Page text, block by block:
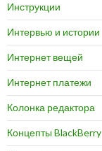
Инструкции
Интервью и истории
Интернет вещей
Интернет платежи
Колонка редактора
Концепты BlackBerry